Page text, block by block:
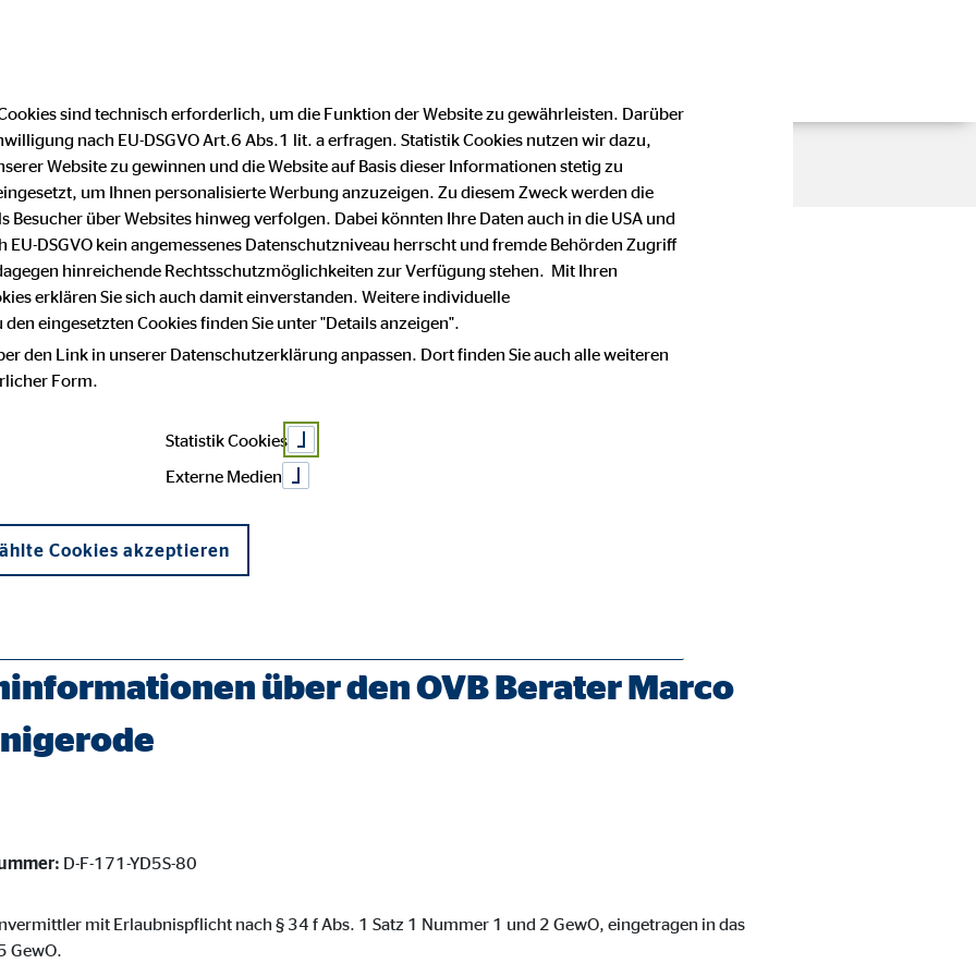
AG
über den OVB Berater Marco
D-F-171-YD5S-80
mit Erlaubnispflicht nach § 34 f Abs. 1 Satz 1 Nummer 1 und 2 GewO, eingetragen in das
GewO.
sind technisch erforderlich, um die Funktion der Website zu gewährleisten. Darüber
nach EU-DSGVO Art.6 Abs.1 lit. a erfragen. Statistik Cookies nutzen wir dazu,
Website zu gewinnen und die Website auf Basis dieser Informationen stetig zu
um Ihnen personalisierte Werbung anzuzeigen. Zu diesem Zweck werden die
Besucher über Websites hinweg verfolgen. Dabei könnten Ihre Daten auch in die USA und
DSGVO kein angemessenes Datenschutzniveau herrscht und fremde Behörden Zugriff
hinreichende Rechtsschutzmöglichkeiten zur Verfügung stehen. Mit Ihren
erklären Sie sich auch damit einverstanden. Weitere individuelle
eingesetzten Cookies finden Sie unter "Details anzeigen".
den Link in unserer Datenschutzerklärung anpassen. Dort finden Sie auch alle weiteren
Form.
Statistik Cookies
Externe Medien
Cookies akzeptieren
und sind für die einwandfreie Funktion der Website erforderlich. Die Deaktivierung kann die
Association
von Benutzereinstellungen